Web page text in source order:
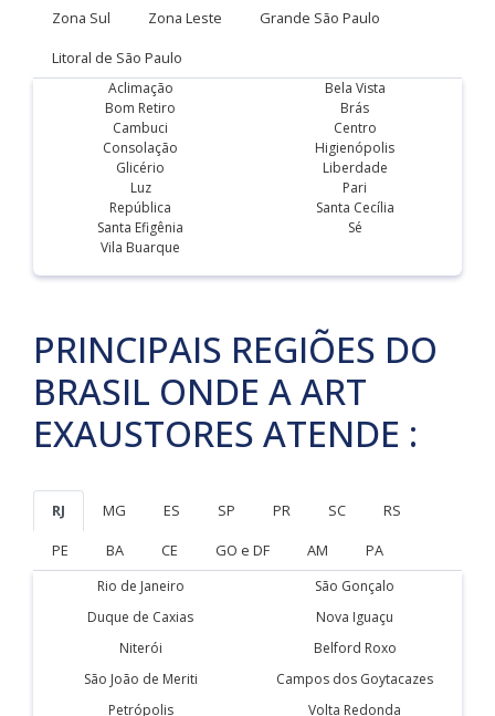
Zona Sul
Zona Leste
Grande São Paulo
Litoral de São Paulo
Aclimação
Bela Vista
Bom Retiro
Brás
Cambuci
Centro
Consolação
Higienópolis
Glicério
Liberdade
Luz
Pari
República
Santa Cecília
Santa Efigênia
Sé
Vila Buarque
PRINCIPAIS REGIÕES DO
BRASIL ONDE A ART
EXAUSTORES ATENDE :
RJ MG ES SP PR SC
RS
PE
BA CE GO e DF AM PA
Rio de Janeiro
São Gonçalo
Duque de Caxias
Nova Iguaçu
Niterói
Belford Roxo
São João de Meriti
Campos dos Goytacazes
Petrópolis
Volta Redonda